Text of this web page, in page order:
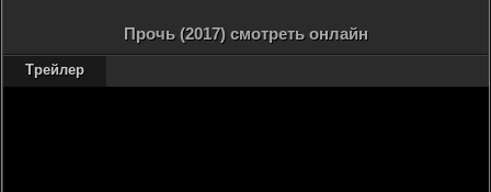
Прочь (2017) смотреть онлайн
Трейлер